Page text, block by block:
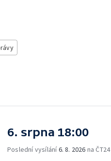
6. srpna 18:00
Poslední vysílání6. 8. 2026 na ČT24